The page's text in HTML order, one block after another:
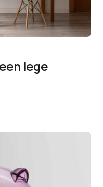
lege